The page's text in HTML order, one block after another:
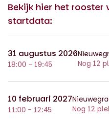
Bekijk hier het rooster
startdata:
31 augustus 2026
18:00 - 19:45
Nog 12
10 februari 2027
11:00 - 12:45
Nog 12